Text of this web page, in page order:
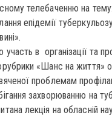
телебаченню на
епідемії
участь в організації та
«Шанс на життя»
проблемам
захворюванню на
лекція на обласній